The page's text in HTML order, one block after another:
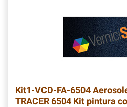
Kit1-VCD-FA-6504
TRACER 6504 Kit pintura